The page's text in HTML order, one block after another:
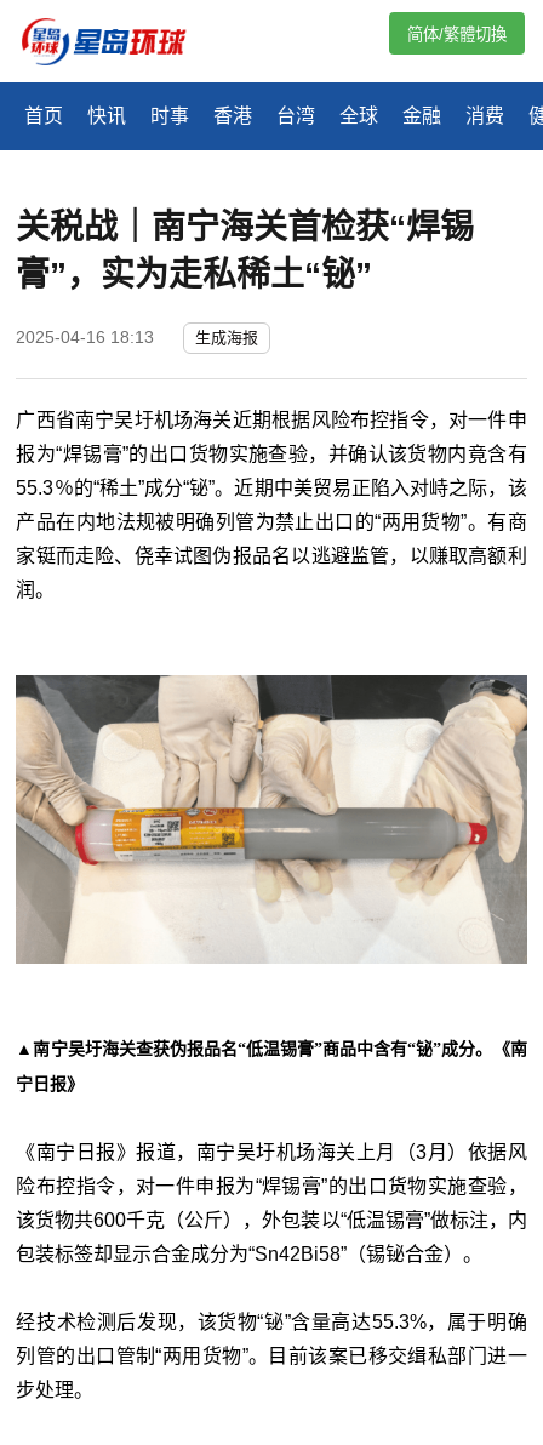
首页 快讯 时事 香港 台湾 全球 金融 消费
简体/繁體切換
关税战｜南宁海关首检获“焊锡
膏”，实为走私稀土“铋”
2025-04-16 18:13 生成海报
广西省南宁吴圩机场海关近期根据风险布控指令，对一件申
报为“焊锡膏”的出口货物实施查验，并确认该货物内竟含有
55.3％的“稀土”成分“铋”。近期中美贸易正陷入对峙之际，该
产品在内地法规被明确列管为禁止出口的“两用货物”。有商
家铤而走险、侥幸试图伪报品名以逃避监管，以赚取高额利
润。
▲南宁吴圩海关查获伪报品名“低温锡膏”商品中含有“铋”成分。《南
宁日报》
《南宁日报》报道，南宁吴圩机场海关上月（3月）依据风
险布控指令，对一件申报为“焊锡膏”的出口货物实施查验，
该货物共600千克（公斤），外包装以“低温锡膏”做标注，内
包装标签却显示合金成分为“Sn42Bi58”（锡铋合金）。
经技术检测后发现，该货物“铋”含量高达55.3%，属于明确
列管的出口管制“两用货物”。目前该案已移交缉私部门进一
步处理。